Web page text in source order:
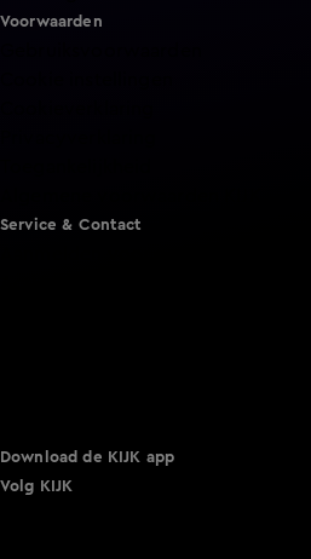
Voorwaarden
Service & Contact
Download de KIJK app
Volg KIJK